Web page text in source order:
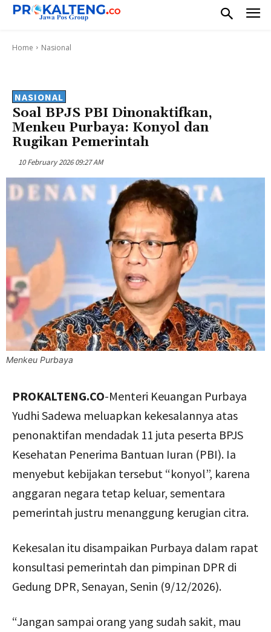
Home Nasional
NASIONAL
Soal BPJS PBI Dinonaktifkan,
Menkeu Purbaya: Konyol dan
Rugikan Pemerintah
10 February 2026 09:27 AM
Menkeu Purbaya
PROKALTENG.CO-Menteri Keuangan Purbaya
Yudhi Sadewa meluapkan kekesalannya atas
penonaktifan mendadak 11 juta peserta BPJS
Kesehatan Penerima Bantuan Iuran (PBI). Ia
menyebut kebijakan tersebut “konyol”, karena
anggaran negara tetap keluar, sementara
pemerintah justru menanggung kerugian citra.
Kekesalan itu disampaikan Purbaya dalam rapat
konsultasi pemerintah dan pimpinan DPR di
Gedung DPR, Senayan, Senin (9/12/2026).
“Jangan sampai orang yang sudah sakit, mau